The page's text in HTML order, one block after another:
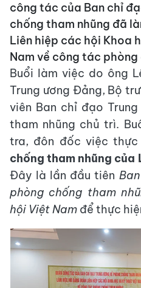
công tác của Ban chỉ
chống tham nhũng đã
Liên hiệp các hội Khoa
Nam về công tác
Buổi làm việc do ông
Trung ương Đảng, Bộ
viên Ban chỉ đạo
tham nhũng chủ trì.
tra, đôn đốc việc thực
chống tham nhũng của
Đây là lần đầu tiên
phòng chống tham
hội Việt Nam để thực